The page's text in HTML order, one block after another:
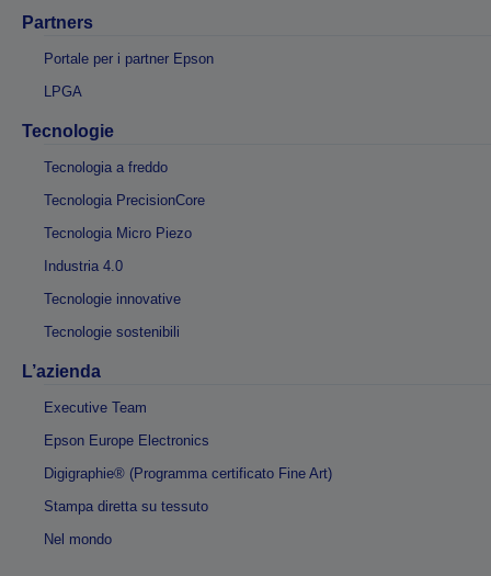
Partners
Portale per i partner Epson
LPGA
Tecnologie
Tecnologia a freddo
Tecnologia PrecisionCore
Tecnologia Micro Piezo
Industria 4.0
Tecnologie innovative
Tecnologie sostenibili
L’azienda
Executive Team
Epson Europe Electronics
Digigraphie® (Programma certificato Fine Art)
Stampa diretta su tessuto
Nel mondo